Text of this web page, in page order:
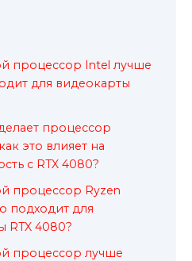
процессор Intel лучше
для видеокарты
процессор
это влияет на
с RTX 4080?
процессор Ryzen
подходит для
RTX 4080?
процессор лучше